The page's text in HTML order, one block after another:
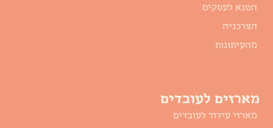
הטנא לעסקים
הצרכניה
מהעיתונות
מארזים לעובדים
מארזי עידוד לעובדים